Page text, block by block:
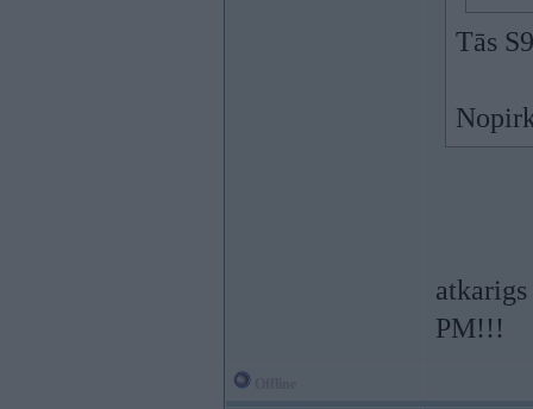
Tās
PM!!!